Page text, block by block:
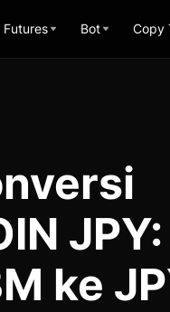
Futures Bot Copy
JPY:
ke